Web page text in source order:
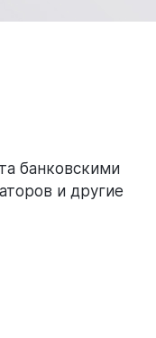
банковскими
и другие